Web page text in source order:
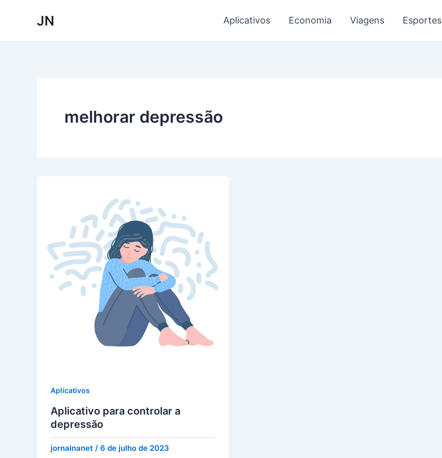
JN Aplicativos Economia Viagens Esportes
melhorar depressão
Aplicativos
Aplicativo para controlar a
depressão
jornalnanet / 6 de julho de 2023